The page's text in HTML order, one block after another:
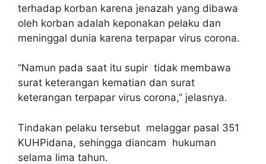
terhadap korban karena jenazah yang dibawa
oleh korban adalah keponakan pelaku dan
meninggal dunia karena terpapar virus corona.
“Namun pada saat itu supir tidak membawa
surat keterangan kematian dan surat
keterangan terpapar virus corona,” jelasnya.
Tindakan pelaku tersebut melaggar pasal 351
KUHPidana, sehingga diancam hukuman
selama lima tahun.